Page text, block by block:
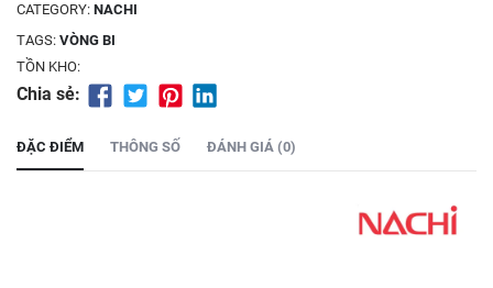
CATEGORY: NACHI
TAGS: VÒNG BI
TỒN KHO:
Chia sẻ:
ĐẶC ĐIỂM THÔNG SỐ ĐÁNH GIÁ (0)